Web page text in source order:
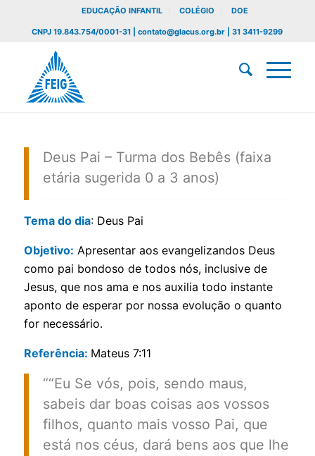
EDUCAÇÃO INFANTIL COLÉGIO DOE
CNPJ 19.843.754/0001-31 | contato@glacus.org.br | 31 3411-9299
Deus Pai – Turma dos Bebês (faixa
etária sugerida 0 a 3 anos)
Tema do dia: Deus Pai
Objetivo: Apresentar aos evangelizandos Deus
como pai bondoso de todos nós, inclusive de
Jesus, que nos ama e nos auxilia todo instante
aponto de esperar por nossa evolução o quanto
for necessário.
Referência: Mateus 7:11
““Eu Se vós, pois, sendo maus,
sabeis dar boas coisas aos vossos
filhos, quanto mais vosso Pai, que
está nos céus, dará bens aos que lhe